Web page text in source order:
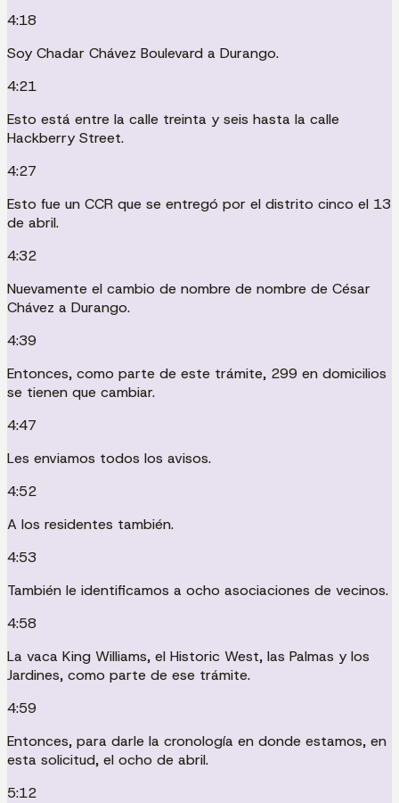
4:18
Soy Chadar Chávez Boulevard a Durango.
4:21
Esto está entre la calle treinta y seis hasta la calle
Hackberry Street.
4:27
Esto fue un CCR que se entregó por el distrito cinco el 13
de abril.
4:32
Nuevamente el cambio de nombre de nombre de César
Chávez a Durango.
4:39
Entonces, como parte de este trámite, 299 en domicilios
se tienen que cambiar.
4:47
Les enviamos todos los avisos.
4:52
A los residentes también.
4:53
También le identificamos a ocho asociaciones de vecinos.
4:58
La vaca King Williams, el Historic West, las Palmas y los
Jardines, como parte de ese trámite.
4:59
Entonces, para darle la cronología en donde estamos, en
esta solicitud, el ocho de abril.
5:12